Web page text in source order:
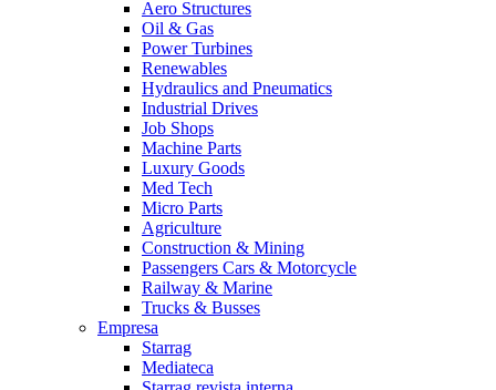
Aero Structures
Oil & Gas
Power Turbines
Renewables
Hydraulics and Pneumatics
Industrial Drives
Job Shops
Machine Parts
Luxury Goods
Med Tech
Micro Parts
Agriculture
Construction & Mining
Passengers Cars & Motorcycle
Railway & Marine
Trucks & Busses
Empresa
Starrag
Mediateca